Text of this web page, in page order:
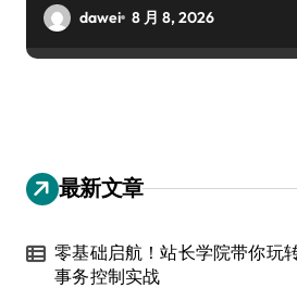
dawei 8 月 8, 2026
最新文章
零基础启航！站长学院带你玩
事务控制实战